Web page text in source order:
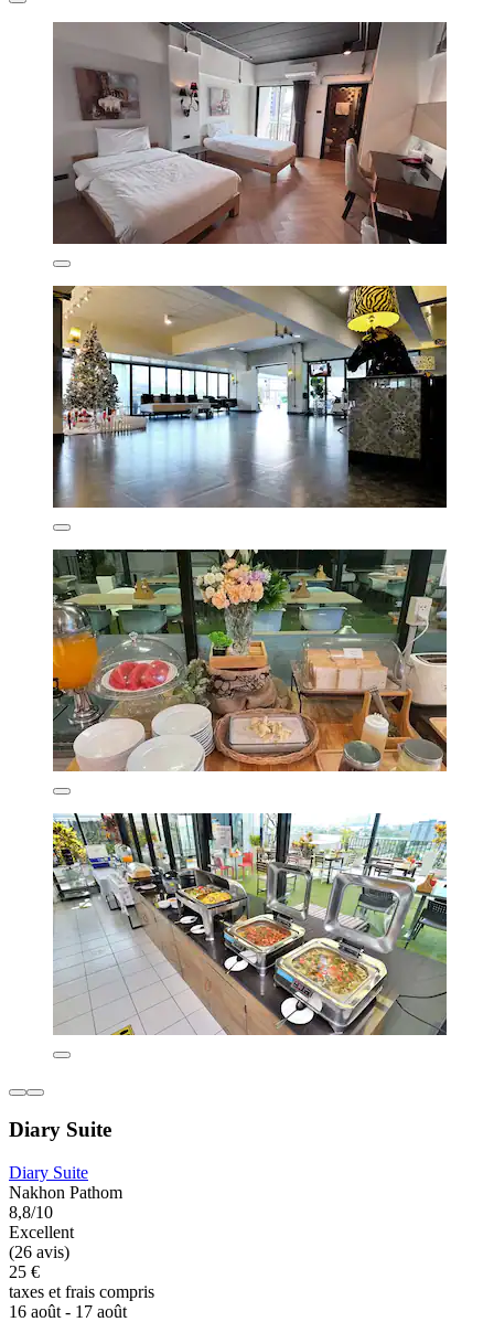
Diary Suite
Diary Suite
Nakhon Pathom
8,8/10
Excellent
(26 avis)
25 €
taxes et frais compris
16 août - 17 août